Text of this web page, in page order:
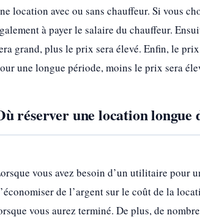
location avec ou sans chauffeur. Si vous
à payer le salaire du chauffeur.
grand, plus le prix sera élevé. Enfin, le
une longue période, moins le prix sera
réserver une location
vous avez besoin d’un utilitaire pour
de l’argent sur le coût de la
vous aurez terminé. De plus, de